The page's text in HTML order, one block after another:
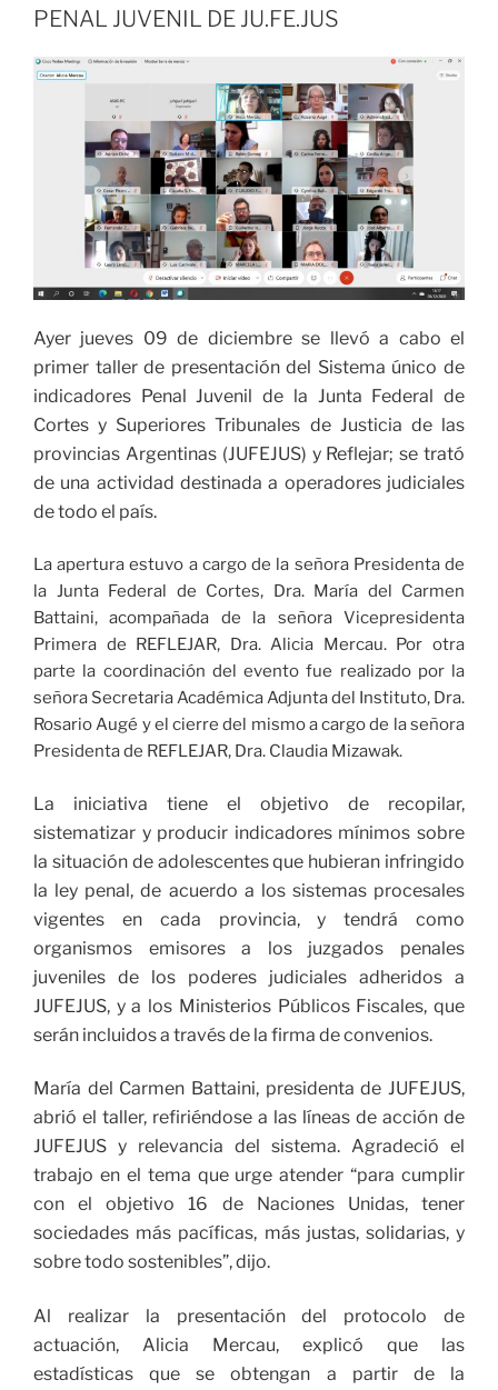
PENAL JUVENIL DE JU.FE.JUS
Ayer jueves 09 de diciembre se llevó a cabo el
primer taller de presentación del Sistema único de
indicadores Penal Juvenil de la Junta Federal de
Cortes y Superiores Tribunales de Justicia de las
provincias Argentinas (JUFEJUS) y Reflejar; se trató
de una actividad destinada a operadores judiciales
de todo el país.
La apertura estuvo a cargo de la señora Presidenta de
la Junta Federal de Cortes, Dra. María del Carmen
Battaini, acompañada de la señora Vicepresidenta
Primera de REFLEJAR, Dra. Alicia Mercau. Por otra
parte la coordinación del evento fue realizado por la
señora Secretaria Académica Adjunta del Instituto, Dra.
Rosario Augé y el cierre del mismo a cargo de la señora
Presidenta de REFLEJAR, Dra. Claudia Mizawak.
La iniciativa tiene el objetivo de recopilar,
sistematizar y producir indicadores mínimos sobre
la situación de adolescentes que hubieran infringido
la ley penal, de acuerdo a los sistemas procesales
vigentes en cada provincia, y tendrá como
organismos emisores a los juzgados penales
juveniles de los poderes judiciales adheridos a
JUFEJUS, y a los Ministerios Públicos Fiscales, que
serán incluidos a través de la firma de convenios.
María del Carmen Battaini, presidenta de JUFEJUS,
abrió el taller, refiriéndose a las líneas de acción de
JUFEJUS y relevancia del sistema. Agradeció el
trabajo en el tema que urge atender “para cumplir
con el objetivo 16 de Naciones Unidas, tener
sociedades más pacíficas, más justas, solidarias, y
sobre todo sostenibles”, dijo.
Al realizar la presentación del protocolo de
actuación, Alicia Mercau, explicó que las
estadísticas que se obtengan a partir de la